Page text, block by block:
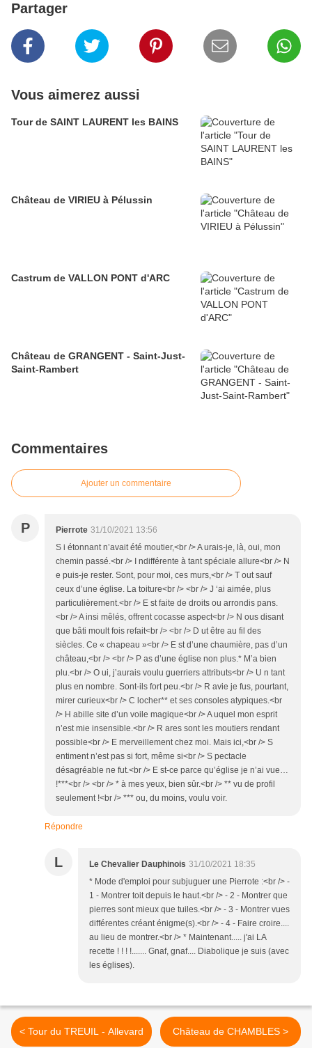
Partager
Vous aimerez aussi
Tour de SAINT LAURENT les BAINS
Château de VIRIEU à Pélussin
Castrum de VALLON PONT d'ARC
Château de GRANGENT - Saint-Just-
Saint-Rambert
Commentaires
Ajouter un commentaire
P Pierrote 31/10/2021 13:56
S i étonnant n’avait été moutier,<br /> A urais-je, là, oui, mon
chemin passé.<br /> I ndifférente à tant spéciale allure<br /> N
e puis-je rester. Sont, pour moi, ces murs,<br /> T out sauf
ceux d’une église. La toiture<br /> <br /> J ‘ai aimée, plus
particulièrement.<br /> E st faite de droits ou arrondis pans.
<br /> A insi mêlés, offrent cocasse aspect<br /> N ous disant
que bâti moult fois refait<br /> <br /> D ut être au fil des
siècles. Ce « chapeau »<br /> E st d’une chaumière, pas d’un
château,<br /> <br /> P as d’une église non plus.* M’a bien
plu.<br /> O ui, j’aurais voulu guerriers attributs<br /> U n tant
plus en nombre. Sont-ils fort peu.<br /> R avie je fus, pourtant,
mirer curieux<br /> C locher** et ses consoles atypiques.<br
/> H abille site d’un voile magique<br /> A uquel mon esprit
n’est mie insensible.<br /> R ares sont les moutiers rendant
possible<br /> E merveillement chez moi. Mais ici,<br /> S
entiment n’est pas si fort, même si<br /> S pectacle
désagréable ne fut.<br /> E st-ce parce qu’église je n’ai vue…
!***<br /> <br /> * à mes yeux, bien sûr.<br /> ** vu de profil
seulement !<br /> *** ou, du moins, voulu voir.
Répondre
L Le Chevalier Dauphinois 31/10/2021 18:35
* Mode d'emploi pour subjuguer une Pierrote :<br /> -
1 - Montrer toit depuis le haut.<br /> - 2 - Montrer que
pierres sont mieux que tuiles.<br /> - 3 - Montrer vues
différentes créant énigme(s).<br /> - 4 - Faire croire....
au lieu de montrer.<br /> * Maintenant..... j'ai LA
recette ! ! ! !....... Gnaf, gnaf.... Diabolique je suis (avec
les églises).
< Tour du TREUIL - Allevard Château de CHAMBLES >